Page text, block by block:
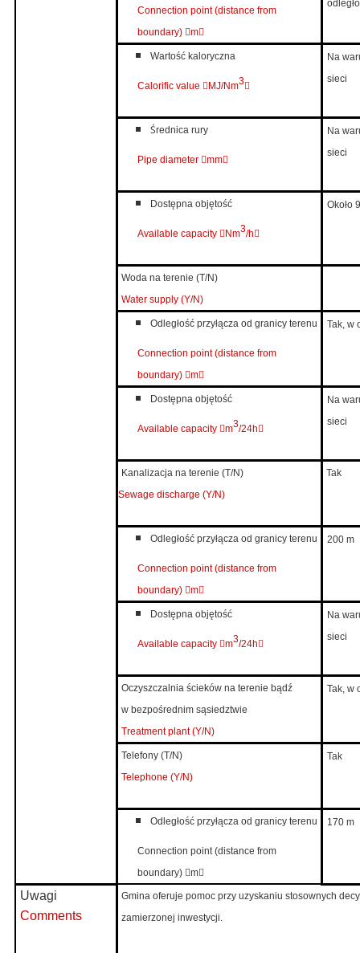
Connection point (distance from
boundary) m
Wartość kaloryczna
Calorific value  MJ/Nm3
Na
sieci
Średnica rury
Pipe diameter mm
Na
sieci
Dostępna objętość
Available capacity  Nm3/h 
Około
Woda na terenie (T/N)
Water supply (Y/N)
Odległość przyłącza od granicy terenu
Connection point (distance from
boundary) m
Tak, w
Dostępna objętość
Available capacity m3/24h 
Na
sieci
Kanalizacja na terenie (T/N)
Sewage discharge (Y/N)
Tak
Odległość przyłącza od granicy terenu
Connection point (distance from
boundary) m
200 m
Dostępna objętość
Available capacity m3/24h 
Na
sieci
Oczyszczalnia ścieków na terenie bądź
w bezpośrednim sąsiedztwie
Treatment plant (Y/N)
Tak, w
Telefony (T/N)
Telephone (Y/N)
Tak
Odległość przyłącza od granicy terenu
Connection point (distance from
boundary) m
170 m
Uwagi
Comments
Gmina oferuje pomoc przy uzyskaniu stosownych
zamierzonej inwestycji.